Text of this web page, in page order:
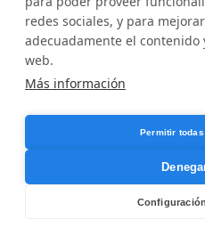
redes sociales, y para
adecuadamente el
web.
Más información
Permitir